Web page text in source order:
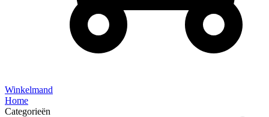
Winkelmand
Home
Categorieën